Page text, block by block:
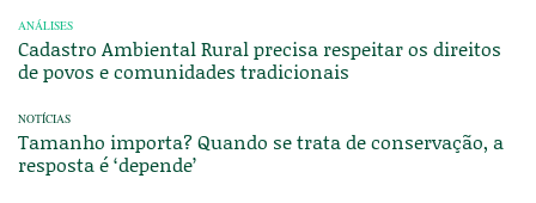
ANÁLISES
Cadastro Ambiental Rural precisa respeitar os direitos
de povos e comunidades tradicionais
NOTÍCIAS
Tamanho importa? Quando se trata de conservação, a
resposta é ‘depende’